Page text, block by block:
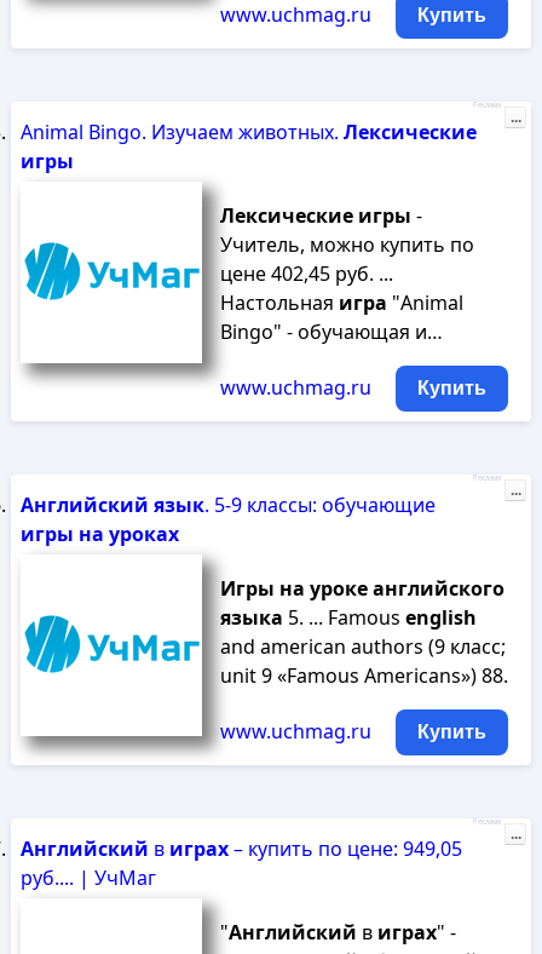
www.uchmag.ru Купить
Animal Bingo. Изучаем животных. Лексические
игры
Лексические игры -
Учитель, можно купить по
цене 402,45 руб. ...
Настольная игра "Animal
Bingo" - обучающая и…
www.uchmag.ru Купить
Реклама
...
Английский язык. 5-9 классы: обучающие
игры на уроках
Игры на урокеанглийского
языка 5. ... Famous english
and american authors (9 класс;
unit 9 «Famous Americans») 88.
www.uchmag.ru Купить
Реклама
...
Английский в играх– купить по цене: 949,05
руб.... | УчМаг
"Английский в играх" -
Реклама
...